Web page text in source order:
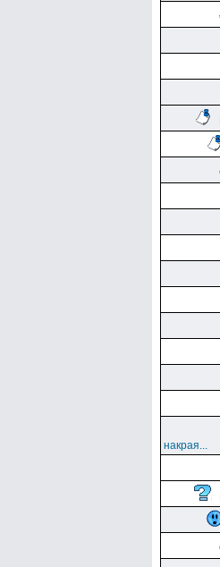
накрая...